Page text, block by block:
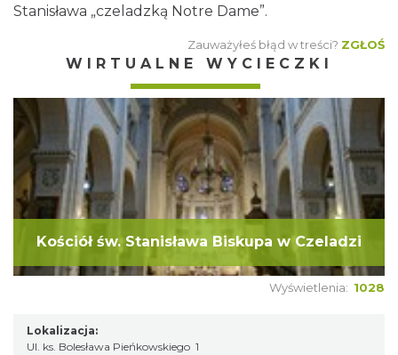
Stanisława „czeladzką Notre Dame”.
Zauważyłeś błąd w treści? ZGŁOŚ
WIRTUALNE WYCIECZKI
Kościół św. Stanisława Biskupa w Czeladzi
Wyświetlenia: 1028
Lokalizacja:
Ul. ks. Bolesława Pieńkowskiego 1